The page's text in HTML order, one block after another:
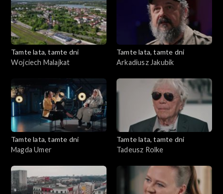
Tamte lata, tamte dni
Wojciech Malajkat
Tamte lata, tamte dni
Arkadiusz Jakubik
Tamte lata, tamte dni
Magda Umer
Tamte lata, tamte dni
Tadeusz Rolke